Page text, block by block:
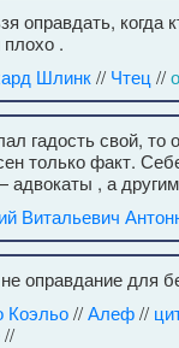
оправдать, когда
.
Шлинк// Чтец //
гадость свой, то
только факт.
, а
Витальевич
оправдание для
Коэльо//Алеф//
//